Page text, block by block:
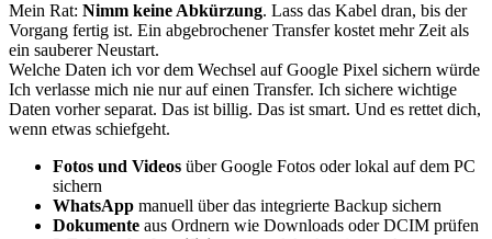
Mein Rat: Nimm keine Abkürzung. Lass das Kabel dran, bis der
Vorgang fertig ist. Ein abgebrochener Transfer kostet mehr Zeit als
ein sauberer Neustart.
Welche Daten ich vor dem Wechsel auf Google Pixel sichern würde
Ich verlasse mich nie nur auf einen Transfer. Ich sichere wichtige
Daten vorher separat. Das ist billig. Das ist smart. Und es rettet dich,
wenn etwas schiefgeht.
Fotos und Videos über Google Fotos oder lokal auf dem PC
sichern
WhatsApp manuell über das integrierte Backup sichern
Dokumente aus Ordnern wie Downloads oder DCIM prüfen